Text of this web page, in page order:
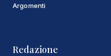
Argomenti
Redazione